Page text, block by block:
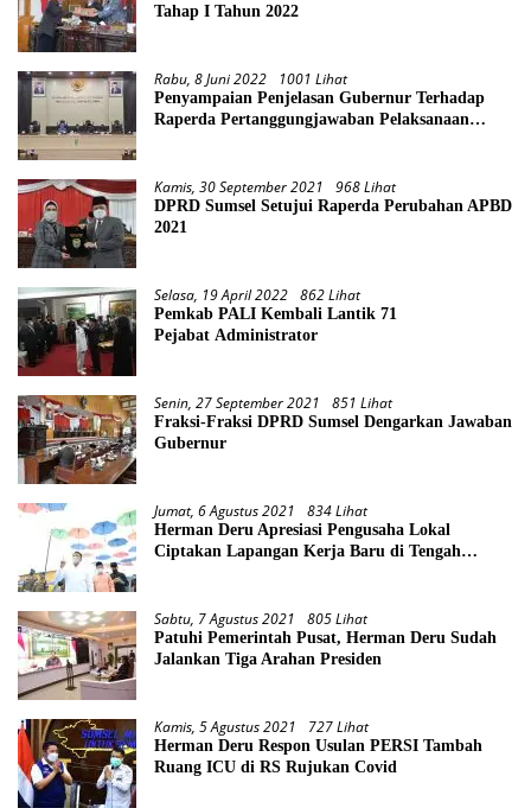
Tahap I Tahun 2022
Rabu, 8 Juni 2022 1001 Lihat
Penyampaian Penjelasan Gubernur Terhadap
Raperda Pertanggungjawaban Pelaksanaan
Kamis, 30 September 2021 968 Lihat
DPRD Sumsel Setujui Raperda Perubahan APBD
2021
Selasa, 19 April 2022 862 Lihat
Pemkab PALI Kembali Lantik 71
Pejabat Administrator
Senin, 27 September 2021 851 Lihat
Fraksi-Fraksi DPRD Sumsel Dengarkan Jawaban
Gubernur
Jumat, 6 Agustus 2021 834 Lihat
Herman Deru Apresiasi Pengusaha Lokal
Ciptakan Lapangan Kerja Baru di Tengah
Sabtu, 7 Agustus 2021 805 Lihat
Patuhi Pemerintah Pusat, Herman Deru Sudah
Jalankan Tiga Arahan Presiden
Kamis, 5 Agustus 2021 727 Lihat
Herman Deru Respon Usulan PERSI Tambah
Ruang ICU di RS Rujukan Covid